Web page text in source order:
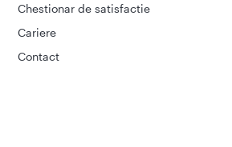
Chestionar de satisfactie
Cariere
Contact